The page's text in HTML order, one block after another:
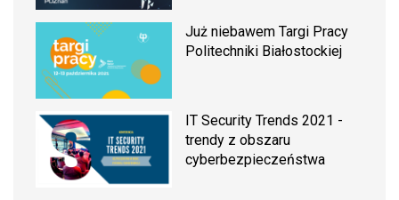
Już niebawem Targi Pracy
Politechniki Białostockiej
IT Security Trends 2021 -
trendy z obszaru
cyberbezpieczeństwa